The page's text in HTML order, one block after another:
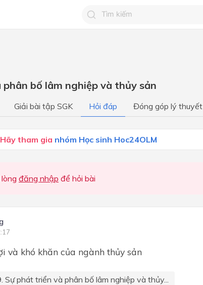
Địa lý kinh tế
Sư phân hóa lãnh thổ
bố lâm nghiệp và thủy sản
Giải bài tập SGK Hỏi đáp Đóng góp lý thuyết
Hãy tham gia nhóm Học sinh Hoc24OLM
đăng nhập để hỏi bài
và khó khăn của ngành thủy sản
Sự phát triển và phân bố lâm nghiệp và thủy...